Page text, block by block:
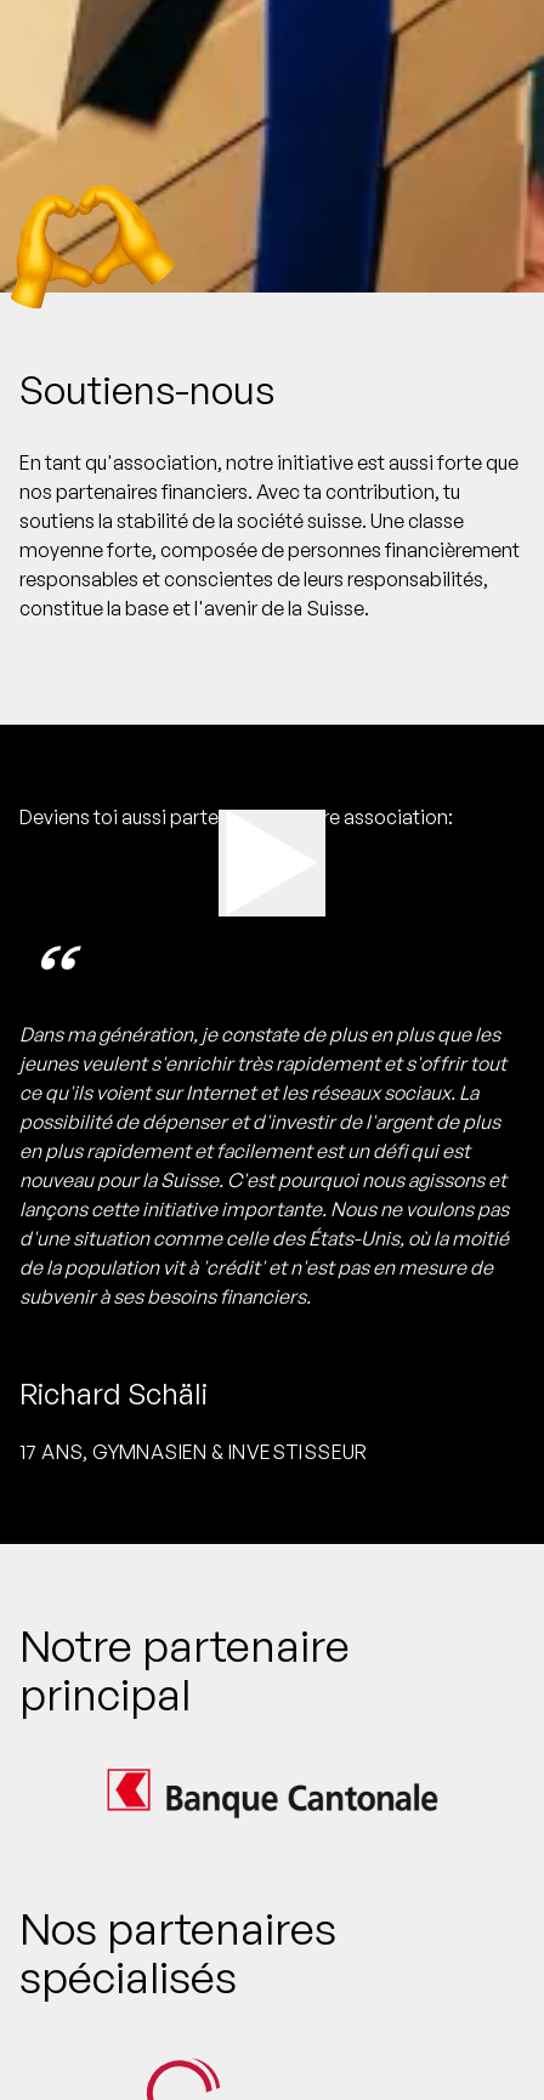
Soutiens-nous
En tant qu'association, notre initiative est aussi forte que
nos partenaires financiers. Avec ta contribution, tu
soutiens la stabilité de la société suisse. Une classe
moyenne forte, composée de personnes financièrement
responsables et conscientes de leurs responsabilités,
constitue la base et l'avenir de la Suisse.
Deviens toi aussi partenaire de notre association:
“
Dans ma génération, je constate de plus en plus que les
jeunes veulent s'enrichir très rapidement et s'offrir tout
ce qu'ils voient sur Internet et les réseaux sociaux. La
possibilité de dépenser et d'investir de l'argent de plus
en plus rapidement et facilement est un défi qui est
nouveau pour la Suisse. C'est pourquoi nous agissons et
lançons cette initiative importante. Nous ne voulons pas
d'une situation comme celle des États-Unis, où la moitié
de la population vit à 'crédit' et n'est pas en mesure de
subvenir à ses besoins financiers.
Richard Schäli
17 ANS, GYMNASIEN & INVESTISSEUR
Notre partenaire
principal
Nos partenaires
spécialisés